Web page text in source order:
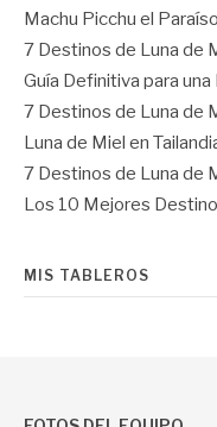
Machu Picchu el
7 Destinos de Luna de
Guía Definitiva para
7 Destinos de Luna de
Luna de Miel en
7 Destinos de Luna de
Los 10 Mejores
MIS TABLEROS